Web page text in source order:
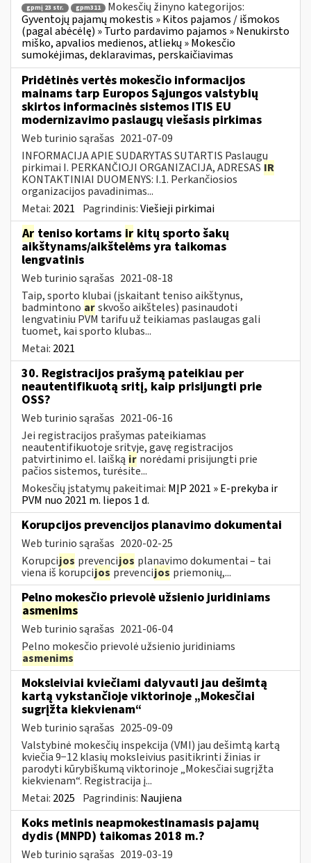
gpmį 23 str.
gpm311
Mokesčių žinyno kategorijos:
Gyventojų pajamų mokestis » Kitos pajamos / išmokos
(pagal abėcėlę) » Turto pardavimo pajamos » Nenukirsto
miško, apvalios medienos, atliekų » Mokesčio
sumokėjimas, deklaravimas, perskaičiavimas
Pridėtinės vertės mokesčio informacijos
mainams tarp Europos Sąjungos valstybių
skirtos informacinės sistemos ITIS EU
modernizavimo paslaugų viešasis pirkimas
Web turinio sąrašas 2021-07-09
INFORMACIJA APIE SUDARYTAS SUTARTIS Paslaugų
pirkimai I. PERKANČIOJI ORGANIZACIJA, ADRESAS IR
KONTAKTINIAI DUOMENYS: I.1. Perkančiosios
organizacijos pavadinimas...
Metai: 2021 Pagrindinis:Viešieji pirkimai
Ar teniso kortams ir kitų sporto šakų
aikštynams/aikštelėms yra taikomas
lengvatinis
Web turinio sąrašas 2021-08-18
Taip, sporto klubai (įskaitant teniso aikštynus,
badmintono arskvošo aikšteles) pasinaudoti
lengvatiniu PVM tarifu už teikiamas paslaugas gali
tuomet, kai sporto klubas...
Metai: 2021
30. Registracijos prašymą pateikiau per
neautentifikuotą sritį, kaip prisijungti prie
OSS?
Web turinio sąrašas 2021-06-16
Jei registracijos prašymas pateikiamas
neautentifikuotoje srityje, gavę registracijos
patvirtinimo el. laišką ir norėdami prisijungti prie
pačios sistemos, turėsite...
Mokesčių įstatymų pakeitimai: MĮP 2021 » E-prekyba ir
PVM nuo 2021 m. liepos 1 d.
Korupcijos prevencijos planavimo dokumentai
Web turinio sąrašas 2020-02-25
Korupcijos prevencijos planavimo dokumentai – tai
viena iš korupcijos prevencijos priemonių,...
Pelno mokesčio prievolė užsienio juridiniams
asmenims
Web turinio sąrašas 2021-06-04
Pelno mokesčio prievolė užsienio juridiniams
asmenims
Moksleiviai kviečiami dalyvauti jau dešimtą
kartą vykstančioje viktorinoje „Mokesčiai
sugrįžta kiekvienam“
Web turinio sąrašas 2025-09-09
Valstybinė mokesčių inspekcija (VMI) jau dešimtą kartą
kviečia 9−12 klasių moksleivius pasitikrinti žinias ir
parodyti kūrybiškumą viktorinoje „Mokesčiai sugrįžta
kiekvienam“. Registracija į...
Metai: 2025 Pagrindinis: Naujiena
Koks metinis neapmokestinamasis pajamų
dydis (MNPD) taikomas 2018 m.?
Web turinio sąrašas 2019-03-19